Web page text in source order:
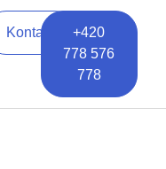
Kontakt
+420
778 576
778